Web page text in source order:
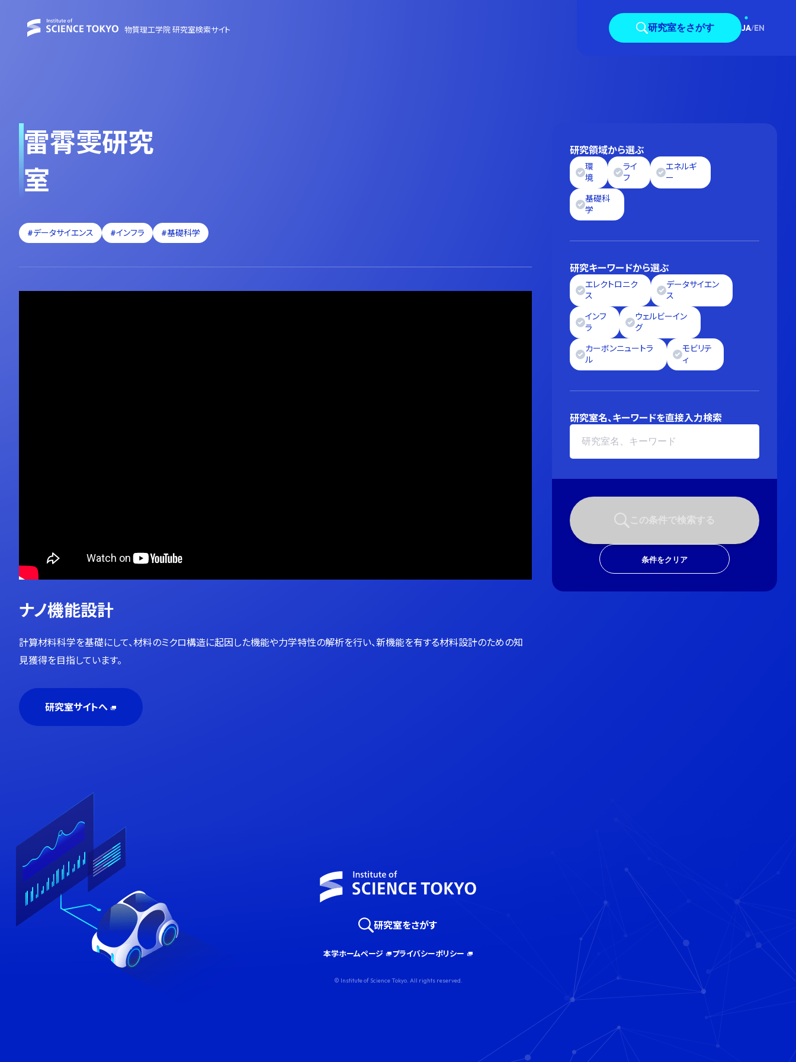
物質理工学院 研究室検索サイト 研究室をさがす JA/EN
雷霄雯研究
室
#データサイエンス #インフラ #基礎科学
ナノ機能設計
計算材料科学を基礎にして、材料のミクロ構造に起因した機能や力学特性の解析を行い、新機能を有する材料設計のための知
見獲得を目指しています。
研究室サイトへ
研究領域から選ぶ
環
境
ライ
フ
エネルギ
ー
基礎科
学
研究キーワードから選ぶ
エレクトロニク
ス
データサイエン
ス
インフ
ラ
ウェルビーイン
グ
カーボンニュートラ
ル
モビリテ
ィ
研究室名、キーワードを直接入力検索
この条件で検索する
条件をクリア
研究室をさがす
本学ホームページ プライバシーポリシー
© Institute of Science Tokyo. All rights reserved.